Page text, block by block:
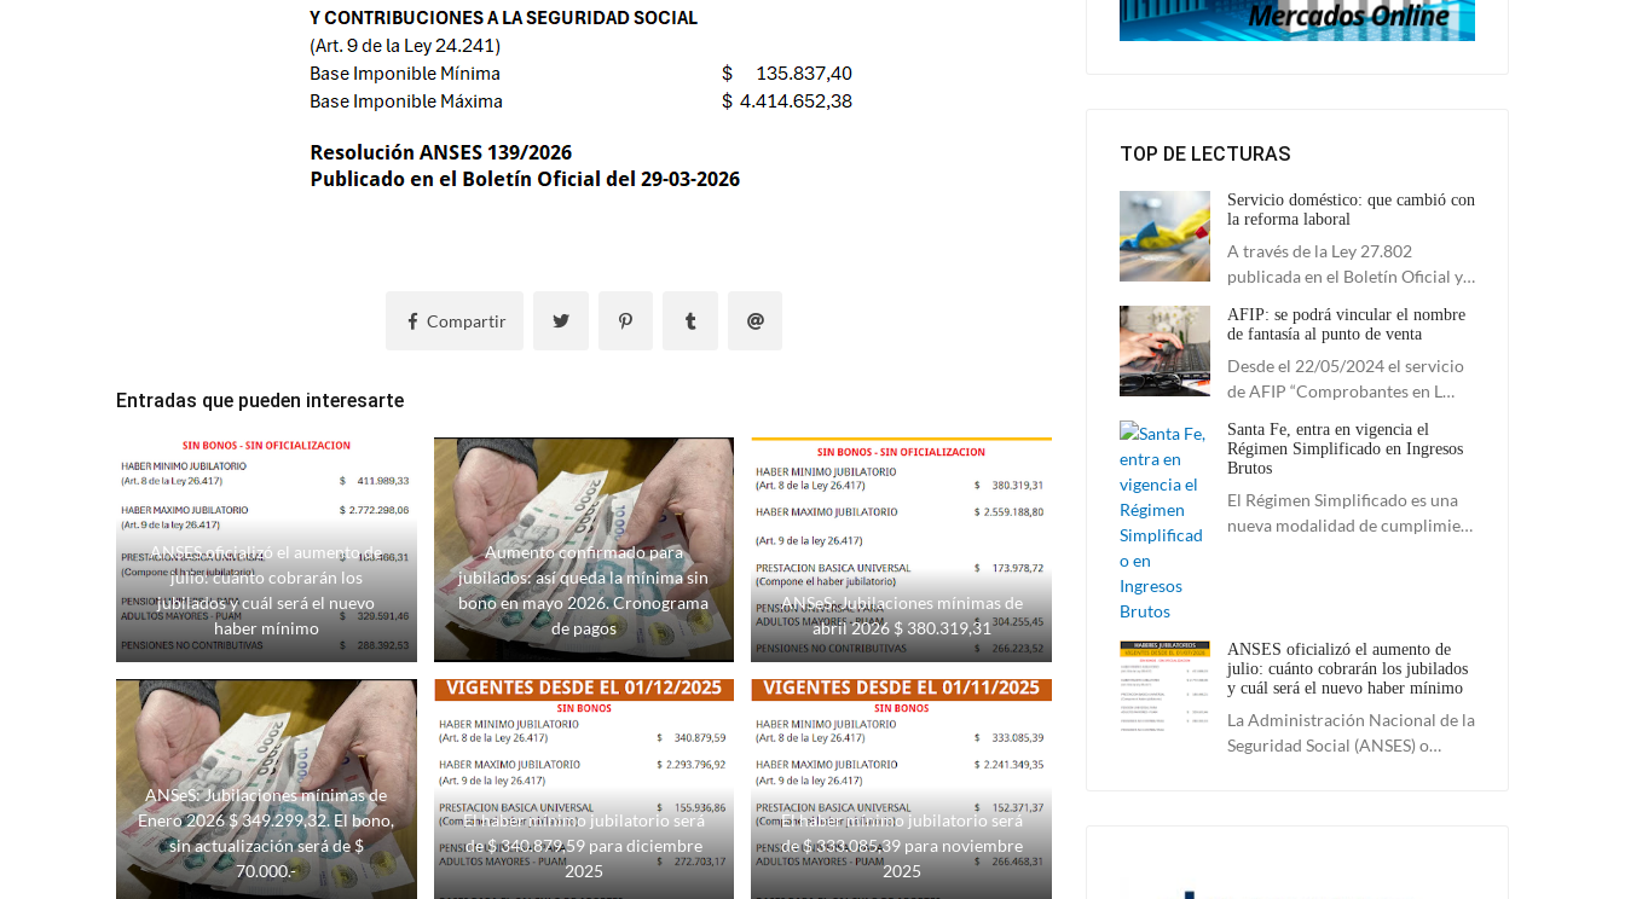
Compartir
Entradas que pueden interesarte
ANSES oficializó el aumento de
julio: cuánto cobrarán los
jubilados y cuál será el nuevo
haber mínimo
Aumento confirmado para
jubilados: así queda la mínima sin
bono en mayo 2026. Cronograma
de pagos
ANSeS: Jubilaciones mínimas de
abril 2026 $ 380.319,31
ANSeS: Jubilaciones mínimas de
Enero 2026 $ 349.299,32. El bono,
sin actualización será de $
70.000.-
El haber mínimo jubilatorio será
de $ 340.879,59 para diciembre
2025
El haber mínimo jubilatorio será
de $ 333.085,39 para noviembre
2025
TOP DE LECTURAS
Servicio doméstico: que cambió con
la reforma laboral
A través de la Ley 27.802
publicada en el Boletín Oficial y…
AFIP: se podrá vincular el nombre
de fantasía al punto de venta
Desde el 22/05/2024 el servicio
de AFIP “Comprobantes en L…
Santa Fe, entra en vigencia el
Régimen Simplificado en Ingresos
Brutos
El Régimen Simplificado es una
nueva modalidad de cumplimie…
ANSES oficializó el aumento de
julio: cuánto cobrarán los jubilados
y cuál será el nuevo haber mínimo
La Administración Nacional de la
Seguridad Social (ANSES) o…